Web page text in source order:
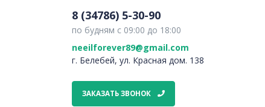
8 (34786) 5-30-90
по будням с 09:00 до 18:00
neeilforever89@gmail.com
г. Белебей, ул. Красная дом. 138
ЗАКАЗАТЬ ЗВОНОК